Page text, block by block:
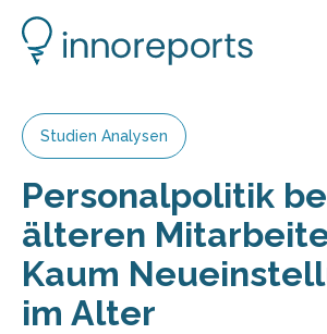
Studien Analysen
Personalpolitik
älteren
Kaum
im Alter